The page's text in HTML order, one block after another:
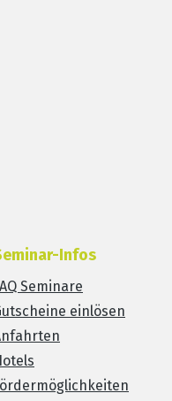
Infos
Seminare
einlösen